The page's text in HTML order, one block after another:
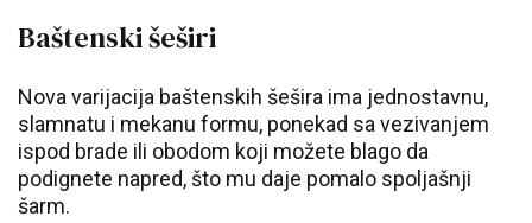
Baštenski šeširi
Nova varijacija baštenskih šešira ima jednostavnu,
slamnatu i mekanu formu, ponekad sa vezivanjem
ispod brade ili obodom koji možete blago da
podignete napred, što mu daje pomalo spoljašnji
šarm.